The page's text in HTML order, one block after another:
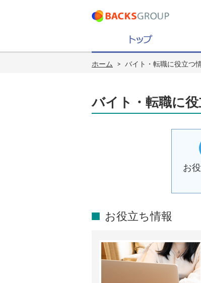
ホーム > バイト・転職に役立つ
バイト・転職に
お
お役立ち情報